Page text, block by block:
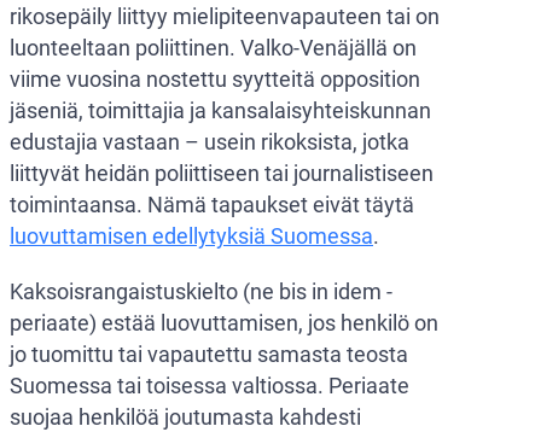
rikosepäily liittyy mielipiteenvapauteen tai on
luonteeltaan poliittinen. Valko-Venäjällä on
viime vuosina nostettu syytteitä opposition
jäseniä, toimittajia ja kansalaisyhteiskunnan
edustajia vastaan – usein rikoksista, jotka
liittyvät heidän poliittiseen tai journalistiseen
toimintaansa. Nämä tapaukset eivät täytä
luovuttamisen edellytyksiä Suomessa.
Kaksoisrangaistuskielto (ne bis in idem -
periaate) estää luovuttamisen, jos henkilö on
jo tuomittu tai vapautettu samasta teosta
Suomessa tai toisessa valtiossa. Periaate
suojaa henkilöä joutumasta kahdesti